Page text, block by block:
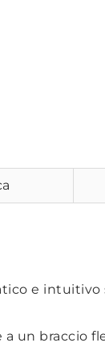
e
un braccio